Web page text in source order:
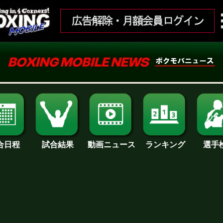
日程 試合結果 動画ニュース ランキング 選手